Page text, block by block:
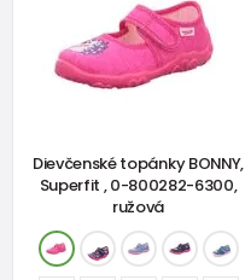
Dievčenské topánky BONNY,
Superfit , 0-800282-6300,
ružová